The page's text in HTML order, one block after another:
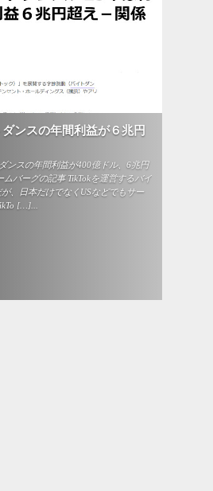
ダンスの年間利益が６兆円
ンスの年間利益が400億ドル、6兆円
ムバーグの記事 TikTokを運営するバイ
、日本だけでなくUSなどでもサー
[…]...